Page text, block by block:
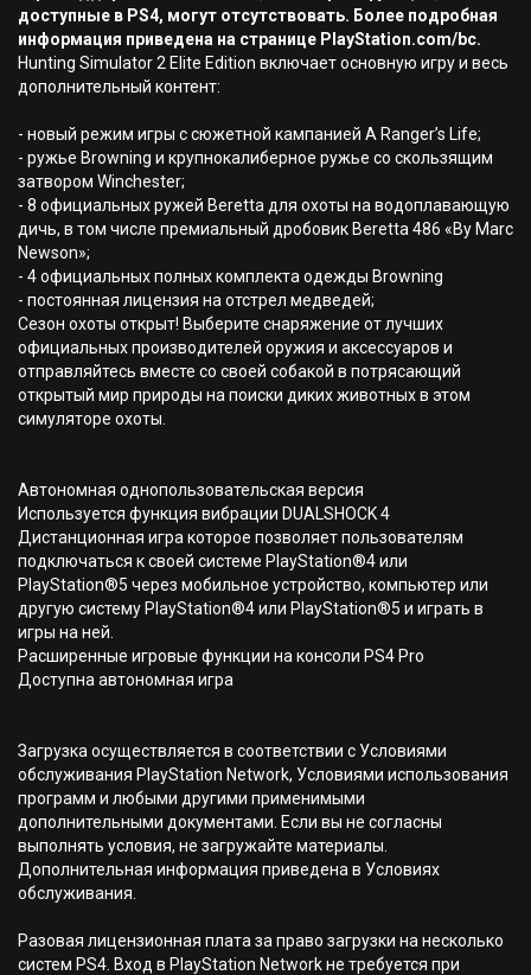
доступные в PS4, могут отсутствовать. Более подробная
информация приведена на странице PlayStation.com/bc.
Hunting Simulator 2 Elite Edition включает основную игру и весь
дополнительный контент:
- новый режим игры с сюжетной кампанией A Ranger’s Life;
- ружье Browning и крупнокалиберное ружье со скользящим
затвором Winchester;
- 8 официальных ружей Beretta для охоты на водоплавающую
дичь, в том числе премиальный дробовик Beretta 486 «By Marc
Newson»;
- 4 официальных полных комплекта одежды Browning
- постоянная лицензия на отстрел медведей;
Сезон охоты открыт! Выберите снаряжение от лучших
официальных производителей оружия и аксессуаров и
отправляйтесь вместе со своей собакой в потрясающий
открытый мир природы на поиски диких животных в этом
симуляторе охоты.
Автономная однопользовательская версия
Используется функция вибрации DUALSHOCK 4
Дистанционная игра которое позволяет пользователям
подключаться к своей системе PlayStation®4 или
PlayStation®5 через мобильное устройство, компьютер или
другую систему PlayStation®4 или PlayStation®5 и играть в
игры на ней.
Расширенные игровые функции на консоли PS4 Pro
Доступна автономная игра
Загрузка осуществляется в соответствии с Условиями
обслуживания PlayStation Network, Условиями использования
программ и любыми другими применимыми
дополнительными документами. Если вы не согласны
выполнять условия, не загружайте материалы.
Дополнительная информация приведена в Условиях
обслуживания.
Разовая лицензионная плата за право загрузки на несколько
систем PS4. Вход в PlayStation Network не требуется при